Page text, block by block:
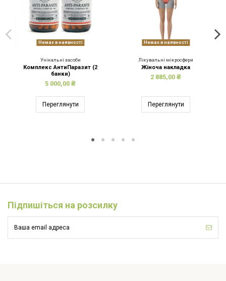
Немає в наявності
Унікальні засоби
Комплекс АнтиПаразит (2
банки)
5 000,00 ₴
Переглянути
Немає в наявності
Лікувальні мікросфери
Жіноча накладка
2 885,00 ₴
Переглянути
Підпишіться на розсилку